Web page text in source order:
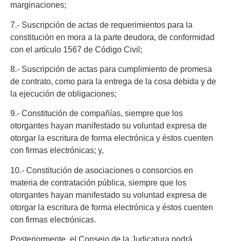
marginaciones;
7.- Suscripción de actas de requerimientos para la
constitución en mora a la parte deudora, de conformidad
con el artículo 1567 de Código Civil;
8.- Suscripción de actas para cumplimiento de promesa
de contrato, como para la entrega de la cosa debida y de
la ejecución de obligaciones;
9.- Constitución de compañías, siempre que los
otorgantes hayan manifestado su voluntad expresa de
otorgar la escritura de forma electrónica y éstos cuenten
con firmas electrónicas; y,
10.- Constitución de asociaciones o consorcios en
materia de contratación pública, siempre que los
otorgantes hayan manifestado su voluntad expresa de
otorgar la escritura de forma electrónica y éstos cuenten
con firmas electrónicas.